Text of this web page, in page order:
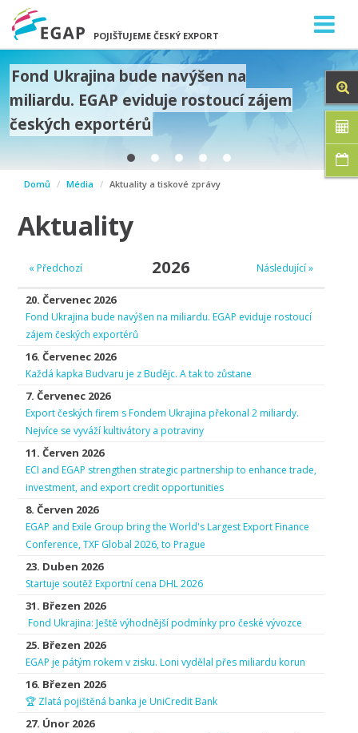
POJIŠŤUJEME ČESKÝ EXPORT
Fond Ukrajina bude navýšen na
miliardu. EGAP eviduje rostoucí zájem
českých exportérů
Domů Média Aktuality a tiskové zprávy
Aktuality
2026
« Předchozí Následující »
20. Červenec 2026
Fond Ukrajina bude navýšen na miliardu. EGAP eviduje rostoucí
zájem českých exportérů
16. Červenec 2026
Každá kapka Budvaru je z Budějc. A tak to zůstane
7. Červenec 2026
Export českých firem s Fondem Ukrajina překonal 2 miliardy.
Nejvíce se vyváží kultivátory a potraviny
11. Červen 2026
ECI and EGAP strengthen strategic partnership to enhance trade,
investment, and export credit opportunities
8. Červen 2026
EGAP and Exile Group bring the World's Largest Export Finance
Conference, TXF Global 2026, to Prague
23. Duben 2026
Startuje soutěž Exportní cena DHL 2026
31. Březen 2026
Fond Ukrajina: Ještě výhodnější podmínky pro české vývozce
25. Březen 2026
EGAP je pátým rokem v zisku. Loni vydělal přes miliardu korun
16. Březen 2026
🏆 Zlatá pojištěná banka je UniCredit Bank
27. Únor 2026